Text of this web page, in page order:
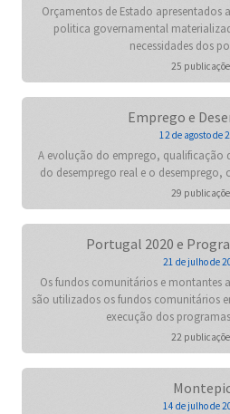
Orçamentos de Estado
politica governamental
necessidades dos
25
Emprego e
12 de agosto de
A evolução do emprego, qualificação
do desemprego real e o desemprego,
29
Portugal 2020 e
21 de julho de
Os fundos comunitários e montantes
são utilizados os fundos comunitários
execução dos
22
14 de julho de